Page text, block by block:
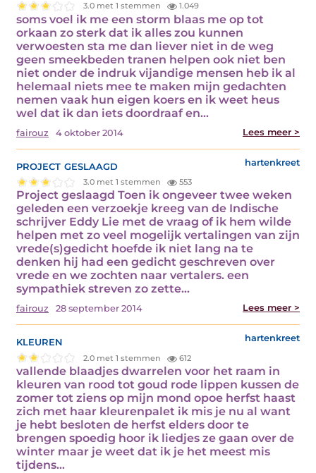
3.0 met 1 stemmen 1.049
soms voel ik me een storm blaas me op tot
orkaan zo sterk dat ik alles zou kunnen
verwoesten sta me dan liever niet in de weg
geen smeekbeden tranen helpen ook niet ben
niet onder de indruk vijandige mensen heb ik al
helemaal niets mee te maken mijn gedachten
nemen vaak hun eigen koers en ik weet heus
wel dat ik dan iets doordraaf en…
fairouz 4 oktober 2014 Lees meer >
project geslaagd hartenkreet
3.0 met 1 stemmen 553
Project geslaagd Toen ik ongeveer twee weken
geleden een verzoekje kreeg van de Indische
schrijver Eddy Lie met de vraag of ik hem wilde
helpen met zo veel mogelijk vertalingen van zijn
vrede(s)gedicht hoefde ik niet lang na te
denken hij had een gedicht geschreven over
vrede en we zochten naar vertalers. een
sympathiek streven zo zette…
fairouz 28 september 2014 Lees meer >
kleuren hartenkreet
2.0 met 1 stemmen 612
vallende blaadjes dwarrelen voor het raam in
kleuren van rood tot goud rode lippen kussen de
zomer tot ziens op mijn mond opoe herfst haast
zich met haar kleurenpalet ik mis je nu al want
je hebt besloten de herfst elders door te
brengen spoedig hoor ik liedjes ze gaan over de
winter maar je weet dat ik je het meest mis
tijdens…